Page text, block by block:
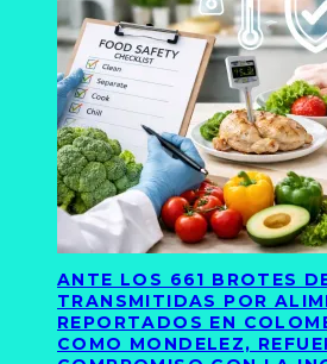
ANTE LOS 661 BROTES
TRANSMITIDAS POR
REPORTADOS EN
COMO MONDELEZ,